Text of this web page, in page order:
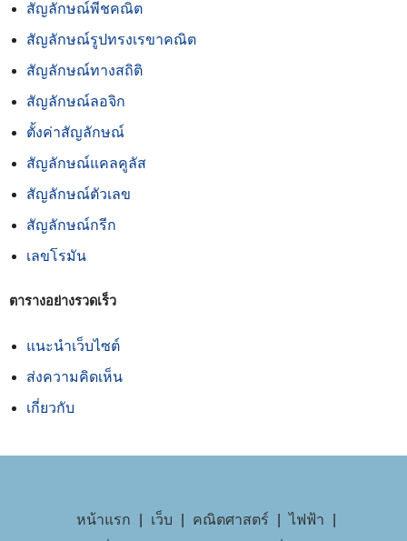
สัญลักษณ์พีชคณิต
สัญลักษณ์รูปทรงเรขาคณิต
สัญลักษณ์ทางสถิติ
สัญลักษณ์ลอจิก
ตั้งค่าสัญลักษณ์
สัญลักษณ์แคลคูลัส
สัญลักษณ์ตัวเลข
สัญลักษณ์กรีก
เลขโรมัน
ตารางอย่างรวดเร็ว
แนะนำเว็บไซต์
ส่งความคิดเห็น
เกี่ยวกับ
หน้าแรก เว็บ คณิตศาสตร์ ไฟฟ้า